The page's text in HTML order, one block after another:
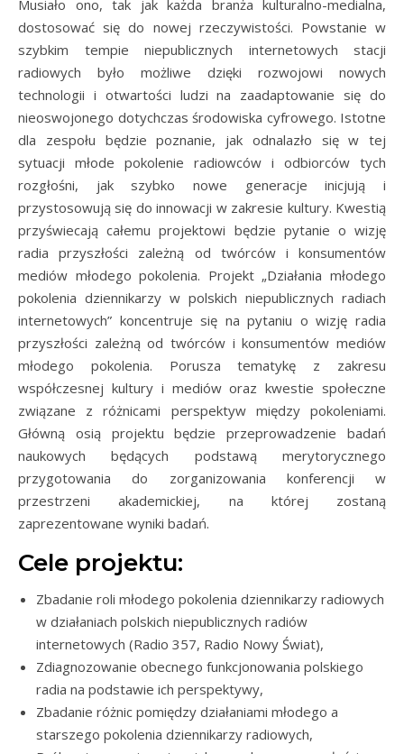
Musiało ono, tak jak każda branża kulturalno-medialna,
dostosować się do nowej rzeczywistości. Powstanie w
szybkim tempie niepublicznych internetowych stacji
radiowych było możliwe dzięki rozwojowi nowych
technologii i otwartości ludzi na zaadaptowanie się do
nieoswojonego dotychczas środowiska cyfrowego. Istotne
dla zespołu będzie poznanie, jak odnalazło się w tej
sytuacji młode pokolenie radiowców i odbiorców tych
rozgłośni, jak szybko nowe generacje inicjują i
przystosowują się do innowacji w zakresie kultury. Kwestią
przyświecają całemu projektowi będzie pytanie o wizję
radia przyszłości zależną od twórców i konsumentów
mediów młodego pokolenia. Projekt „Działania młodego
pokolenia dziennikarzy w polskich niepublicznych radiach
internetowych” koncentruje się na pytaniu o wizję radia
przyszłości zależną od twórców i konsumentów mediów
młodego pokolenia. Porusza tematykę z zakresu
współczesnej kultury i mediów oraz kwestie społeczne
związane z różnicami perspektyw między pokoleniami.
Główną osią projektu będzie przeprowadzenie badań
naukowych będących podstawą merytorycznego
przygotowania do zorganizowania konferencji w
przestrzeni akademickiej, na której zostaną
zaprezentowane wyniki badań.
Cele projektu:
Zbadanie roli młodego pokolenia dziennikarzy radiowych
w działaniach polskich niepublicznych radiów
internetowych (Radio 357, Radio Nowy Świat),
Zdiagnozowanie obecnego funkcjonowania polskiego
radia na podstawie ich perspektywy,
Zbadanie różnic pomiędzy działaniami młodego a
starszego pokolenia dziennikarzy radiowych,